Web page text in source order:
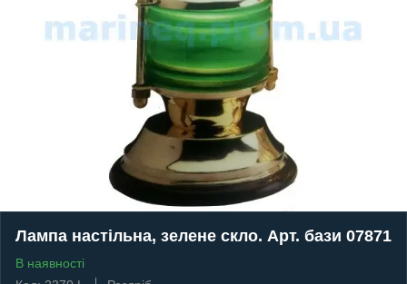
Лампа настільна, зелене скло. Арт. бази 07871
В наявності